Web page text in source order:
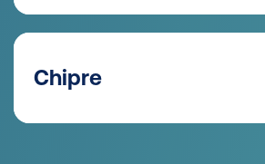
teléfono:+1 828 405-8020
AlexMcCrary@poeppelmann.com
Matthias Grewing
teléfono:+49 4442 982-9168
Chipre